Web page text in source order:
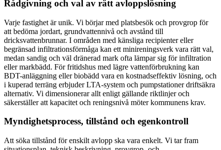
Rådgivning och val av rätt avloppslösning
Varje fastighet är unik. Vi börjar med platsbesök och provgrop för
att bedöma jordart, grundvattennivå och avstånd till
dricksvattenbrunnar. I områden med känsliga recipienter eller
begränsad infiltrationsförmåga kan ett minireningsverk vara rätt val,
medan sandig och väl dränerad mark ofta lämpar sig för infiltration
eller markbädd. För fritidshus med lägre vattenförbrukning kan
BDT-anläggning eller biobädd vara en kostnadseffektiv lösning, och
i kuperad terräng erbjuder LTA-system och pumpstationer driftsäkra
alternativ. Vi dimensionerar allt enligt gällande riktlinjer och
säkerställer att kapacitet och reningsnivå möter kommunens krav.
Myndighetsprocess, tillstånd och egenkontroll
Att söka tillstånd för enskilt avlopp ska vara enkelt. Vi tar fram